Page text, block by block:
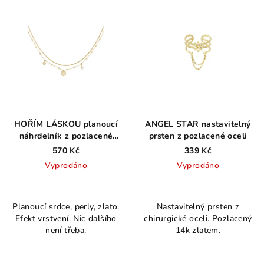
HOŘÍM LÁSKOU planoucí
náhrdelník z pozlacené
chirurgické oceli
570 Kč
Vyprodáno
produktu
je
5,0
Planoucí srdce, perly, zlato.
Efekt vrstvení. Nic dalšího
není třeba.
ANGEL STAR nastavitelný
prsten z pozlacené oceli
339 Kč
Vyprodáno
Nastavitelný prsten z
chirurgické oceli. Pozlacený
14k zlatem.